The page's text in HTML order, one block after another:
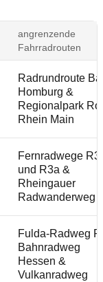
angrenzende
Fahrradrouten
Radrundroute
Homburg &
Regionalpark
Rhein Main
Fernradwege R3
und R3a &
Rheingauer
Radwanderweg
Fulda-Radweg
Bahnradweg
Hessen &
Vulkanradweg